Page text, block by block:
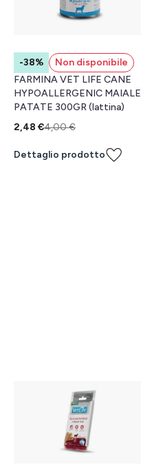
-38%
Non disponibile
FARMINA VET LIFE CANE
HYPOALLERGENIC MAIALE
PATATE 300GR (lattina)
2,48 €4,00 €
Dettaglio prodotto